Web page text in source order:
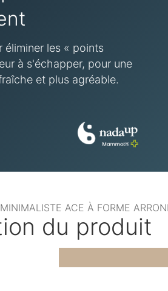
éliminer les « points
à s'échapper, pour une
et plus agréable.
ACE À FORME
du produit